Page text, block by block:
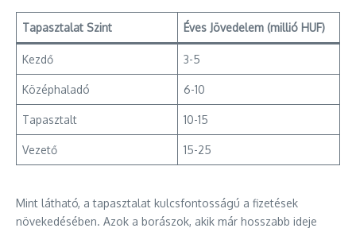
Tapasztalat Szint Éves Jövedelem (millió HUF)
Kezdő 3-5
Középhaladó 6-10
Tapasztalt 10-15
Vezető 15-25
Mint látható, a tapasztalat kulcsfontosságú a fizetések
növekedésében. Azok a borászok, akik már hosszabb ideje